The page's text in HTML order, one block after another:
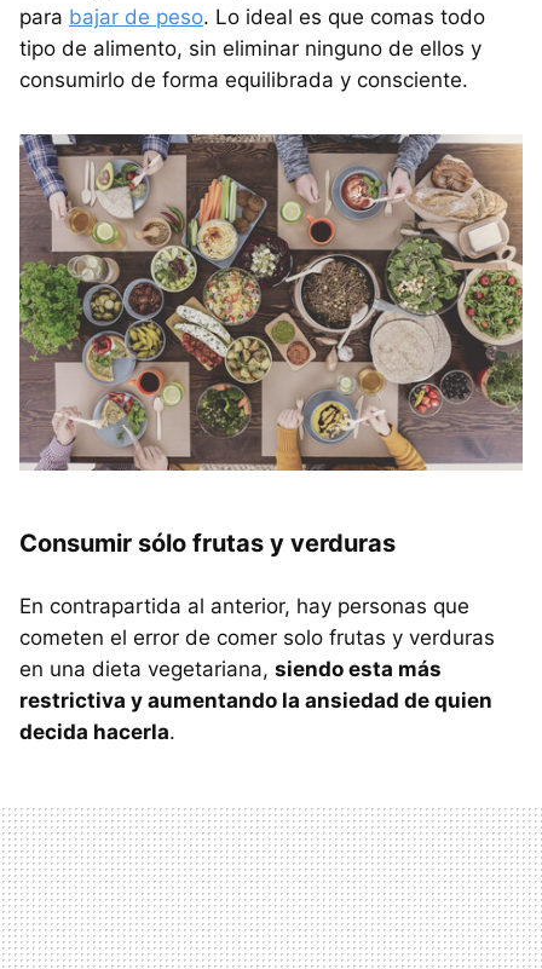
para bajar de peso. Lo ideal es que comas todo
tipo de alimento, sin eliminar ninguno de ellos y
consumirlo de forma equilibrada y consciente.
Consumir sólo frutas y verduras
En contrapartida al anterior, hay personas que
cometen el error de comer solo frutas y verduras
en una dieta vegetariana, siendo esta más
restrictiva y aumentando la ansiedad de quien
decida hacerla.